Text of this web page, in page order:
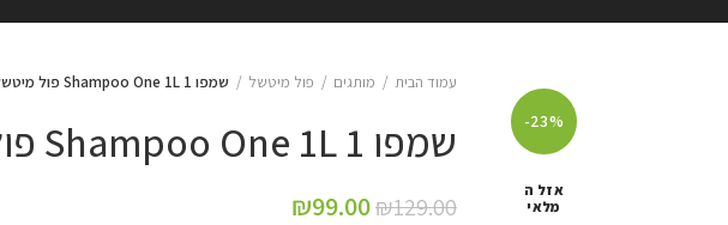
-23%
אזל ה
מלאי
עמוד הבית מותגים פול מיטשל שמפו 1 Shampoo One 1L פול מיטשל 1 ליטר
שמפו 1 Shampoo One 1L פול מיטשל 1 ליטר
₪129.00
₪99.00